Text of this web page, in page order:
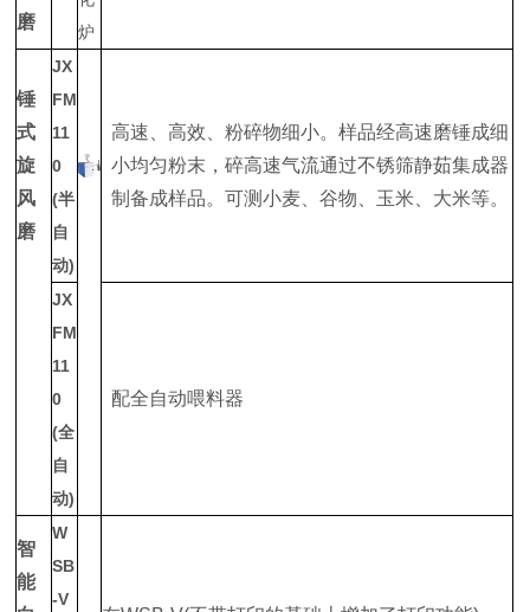
磨
锤
式
旋
风
磨
JX
FM
11
0
(半
自
动)
高速、高效、粉碎物细小。样品经高速磨锤成细
小均匀粉末，碎高速气流通过不锈筛静茹集成器
制备成样品。可测小麦、谷物、玉米、大米等。
JX
FM
11
0
(全
自
动)
配全自动喂料器
智
能
W
SB
-V